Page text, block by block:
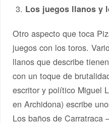
Los juegos llanos y
Otro aspecto que toca
juegos con los toros.
llanos que describe
con un toque de
escritor y político Miguel
en Archidona) escribe
Los baños de Carratraca